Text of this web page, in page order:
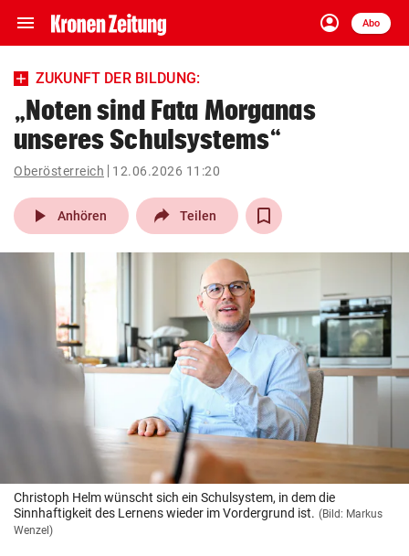
menu Navigation
ein-/ausklappen
account_circle
Anmelden
Abo
close Schließen
account_circle Anmelden
pin_drop
Wien arrow_right
bookmark
Suchbegriff
eingeben
© Krone Multimedia GmbH & Co KG 2026
Muthgasse 2, 1190 Wien
ZUKUNFT DER BILDUNG:
„Noten sind Fata Morganas
unseres Schulsystems“
Oberösterreich 12.06.2026 11:20
play_arrow Anhören Teilen
Christoph Helm wünscht sich ein Schulsystem, in dem die
Sinnhaftigkeit des Lernens wieder im Vordergrund ist. (Bild: Markus
Wenzel)